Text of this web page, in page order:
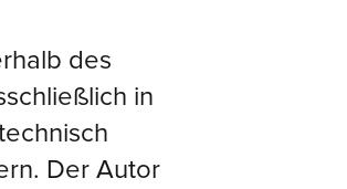
des
in
Der Autor